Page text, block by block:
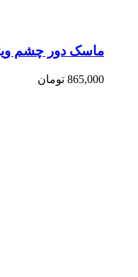
ماسک دور چشم
865,000 تومان